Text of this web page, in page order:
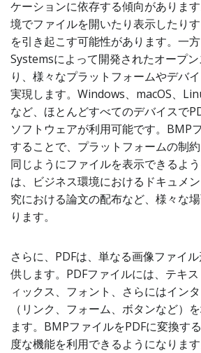
ケーションに依存する傾向がありま
境でファイルを開いたり表示したり
を引き起こす可能性があります。一
Systemsによって開発されたオープ
り、様々なプラットフォームやデバ
実現します。Windows、macOS、
など、ほとんどすべてのデバイスで
ソフトウェアが利用可能です。BMP
することで、プラットフォームの制
同じようにファイルを表示できるよ
は、ビジネス環境におけるドキュメ
究における論文の配布など、様々な
ります。
さらに、PDFは、単なる画像ファイ
供します。PDFファイルには、テキ
ィックス、フォント、さらにはイン
（リンク、フォーム、ボタンなど）
ます。BMPファイルをPDFに変換す
度な機能を利用できるようになりま